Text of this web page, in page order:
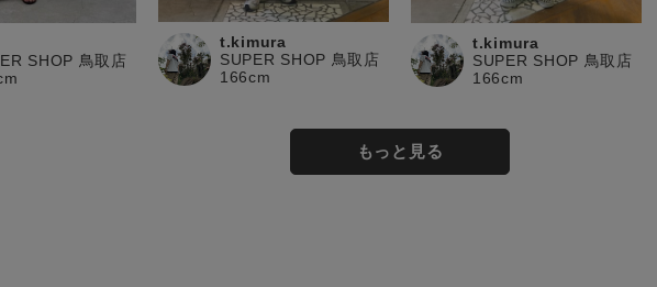
SHOP 鳥取店
t.kimura
SUPER SHOP 鳥取店
166cm
t.kimura
SUPER SHOP 鳥取店
166cm
もっと見る